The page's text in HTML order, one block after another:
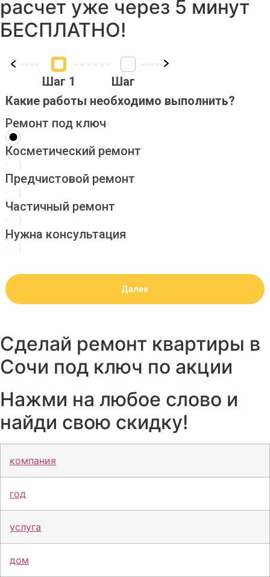
расчет уже через 5 минут
БЕСПЛАТНО!
Шаг 1 Шаг 2
Какие работы необходимо выполнить?
Ремонт под ключ
Косметический ремонт
Предчистовой ремонт
Частичный ремонт
Нужна консультация
Сделай ремонт квартиры в
Сочи под ключ по акции
Нажми на любое слово и
найди свою скидку!
компания
год
услуга
дом